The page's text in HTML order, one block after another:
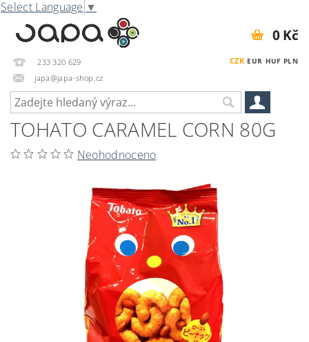
Select Language ▼
233 320 629
japa@japa-shop.cz
CZK EUR HUF PLN
0 Kč
TOHATO CARAMEL CORN 80G
Neohodnoceno